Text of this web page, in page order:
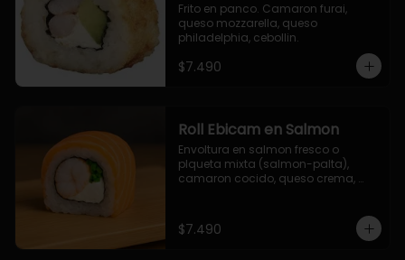
Frito en panco. Camaron furai,
queso mozzarella, queso
philadelphia, cebollin.
$7.490
Roll Ebicam en Salmon
Envoltura en salmon fresco o
plqueta mixta (salmon-palta),
camaron cocido, queso crema,
$7.490